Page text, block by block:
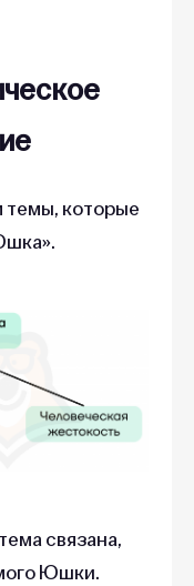
темы, которые
связана,
Юшки.